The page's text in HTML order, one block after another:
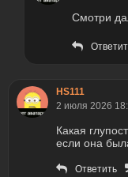
Смотри
HS111
2 июля 2026
Какая
если она
Ответить